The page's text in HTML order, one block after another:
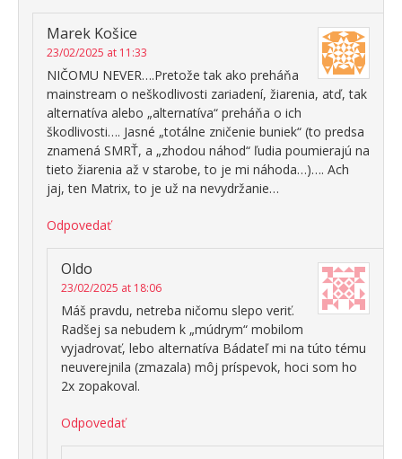
Marek Košice
23/02/2025 at 11:33
NIČOMU NEVER….Pretože tak ako preháňa
mainstream o neškodlivosti zariadení, žiarenia, atď, tak
alternatíva alebo „alternatíva“ preháňa o ich
škodlivosti…. Jasné „totálne zničenie buniek“ (to predsa
znamená SMRŤ, a „zhodou náhod“ ľudia poumierajú na
tieto žiarenia až v starobe, to je mi náhoda…)…. Ach
jaj, ten Matrix, to je už na nevydržanie…
Odpovedať
Oldo
23/02/2025 at 18:06
Máš pravdu, netreba ničomu slepo veriť.
Radšej sa nebudem k „múdrym“ mobilom
vyjadrovať, lebo alternatíva Bádateľ mi na túto tému
neuverejnila (zmazala) môj príspevok, hoci som ho
2x zopakoval.
Odpovedať